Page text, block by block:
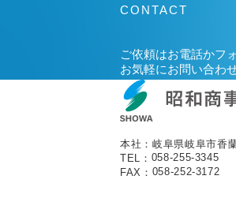
CONTACT
ご依頼はお電話かフ
お気軽にお問い合わ
本社： 岐阜県岐阜市香
TEL： 058-255-3345
FAX： 058-252-3172